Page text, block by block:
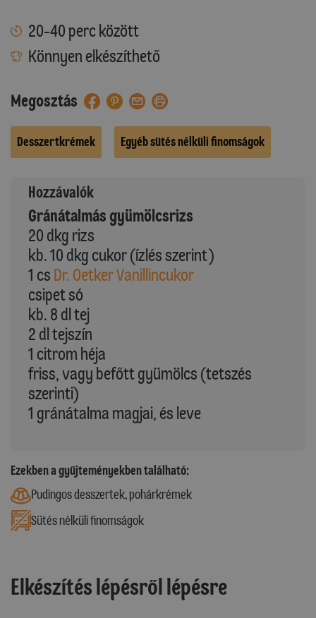
20-40 perc között
Könnyen elkészíthető
Megosztás
Desszertkrémek Egyéb sütés nélküli finomságok
Hozzávalók
Gránátalmás gyümölcsrizs
20 dkg rizs
kb. 10 dkg cukor (ízlés szerint)
1 cs Dr. Oetker Vanillincukor
csipet só
kb. 8 dl tej
2 dl tejszín
1 citrom héja
friss, vagy befőtt gyümölcs (tetszés
szerinti)
1 gránátalma magjai, és leve
Ezekben a gyűjteményekben található:
Pudingos desszertek, pohárkrémek
Sütés nélküli finomságok
Elkészítés lépésről lépésre